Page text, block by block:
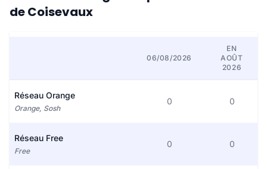
de Coisevaux
06/08/2026
EN
AOÛT
2026
Réseau Orange
Orange, Sosh
0 0
Réseau Free
Free
0 0